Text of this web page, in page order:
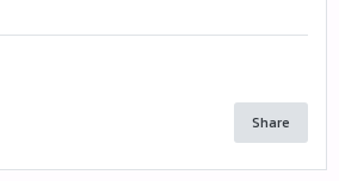
Share